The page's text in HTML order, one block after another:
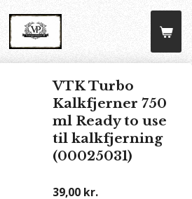
VTK Turbo
Kalkfjerner 750
ml Ready to use
til kalkfjerning
(00025031)
39,00 kr.